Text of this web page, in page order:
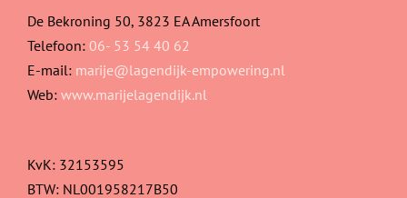
De Bekroning 50, 3823 EA Amersfoort
Telefoon: 06- 53 54 40 62
E-mail: marije@lagendijk-empowering.nl
Web: www.marijelagendijk.nl
KvK: 32153595
BTW: NL001958217B50